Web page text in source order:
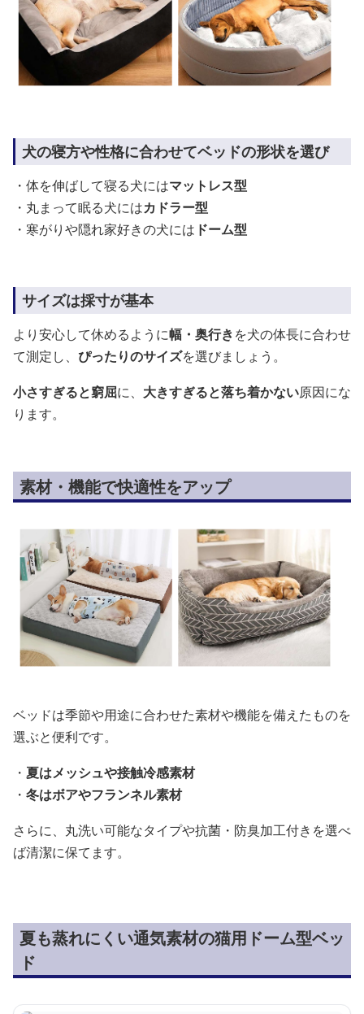
犬の寝方や性格に合わせてベッドの形状を選び
・体を伸ばして寝る犬にはマットレス型
・丸まって眠る犬にはカドラー型
・寒がりや隠れ家好きの犬には ドーム型
サイズは採寸が基本
より安心して休めるように幅・奥行きを犬の体長に合わせ
て測定し、 ぴったりのサイズを選びましょう。
小さすぎると窮屈に、 大きすぎると落ち着かない原因にな
ります。
素材・機能で快適性をアップ
ベッドは季節や用途に合わせた素材や機能を備えたものを
選ぶと便利です。
・ 夏はメッシュや接触冷感素材
・ 冬はボアやフランネル素材
さらに、丸洗い可能なタイプや抗菌・防臭加工付きを選べ
ば清潔に保てます。
夏も蒸れにくい通気素材の猫用ドーム型ベッ
ド